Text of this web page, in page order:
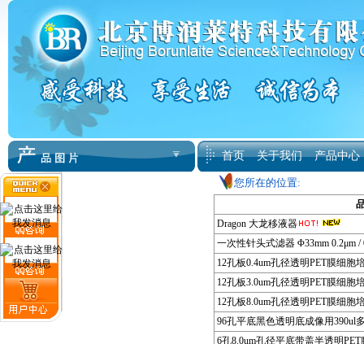
首页 关于我们 产品中心
您所在的位置:
Dragon 大龙移液器
一次性针头式滤器 Φ33mm 0.2μm /
12孔板0.4um孔径透明PET膜细胞
12孔板3.0um孔径透明PET膜细胞
12孔板8.0um孔径透明PET膜细胞
96孔平底黑色透明底成像用390ul
6孔8.0um孔径平底带盖半透明